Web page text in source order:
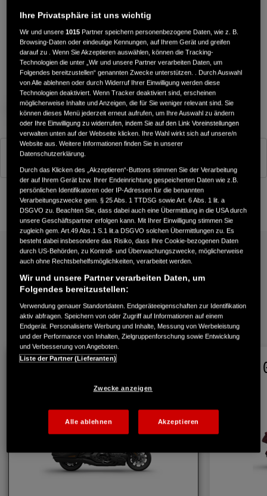
Matte Bullet Silver
Konfigurator
Technische Daten
1/4
GL1800 Gold Wing DCT 2026
Ihre Privatsphäre ist uns wichtig
Wir und unsere1015 Partner speichern personenbezogene Daten, wie z. B.
Browsing-Daten oder eindeutige Kennungen, auf Ihrem Gerät und greifen
darauf zu . Wenn Sie Akzeptieren auswählen, können die Tracking-
Technologien die unter „Wir und unsere Partner verarbeiten Daten, um
Folgendes bereitzustellen“ genannten Zwecke unterstützen. . Durch Auswahl
von Alle ablehnen oder durch Widerruf Ihrer Einwilligung werden diese
Technologien deaktiviert. Wenn Tracker deaktiviert sind, erscheinen
möglicherweise Inhalte und Anzeigen, die für Sie weniger relevant sind. Sie
können dieses Menü jederzeit erneut aufrufen, um Ihre Auswahl zu ändern
oder Ihre Einwilligung zu widerrufen, indem Sie auf den Link Voreinstellungen
verwalten unten auf der Webseite klicken. Ihre Wahl wirkt sich auf unsere/n
Website aus. Weitere Informationen finden Sie in unserer
Datenschutzerklärung.
Durch das Klicken des „Akzeptieren“-Buttons stimmen Sie der Verarbeitung
der auf Ihrem Gerät bzw. Ihrer Endeinrichtung gespeicherten Daten wie z.B.
persönlichen Identifikatoren oder IP-Adressen für die benannten
Verarbeitungszwecke gem. § 25 Abs. 1 TTDSG sowie Art. 6 Abs. 1 lit. a
DSGVO zu. Beachten Sie, dass dabei auch eine Übermittlung in die USA durch
unsere Geschäftspartner erfolgen kann. Mit Ihrer Einwilligung stimmen Sie
zugleich gem. Art.49 Abs.1 S.1 lit.a DSGVO solchen Übermittlungen zu. Es
besteht dabei insbesondere das Risiko, dass Ihre Cookie-bezogenen Daten
durch US-Behörden, zu Kontroll- und Überwachungszwecke, möglicherweise
auch ohne Rechtsbehelfsmöglichkeiten, verarbeitet werden.
Wir und unsere Partner verarbeiten Daten, um
Folgendes bereitzustellen:
Verwendung genauer Standortdaten. Endgeräteeigenschaften zur Identifikation
aktiv abfragen. Speichern von oder Zugriff auf Informationen auf einem
Endgerät. Personalisierte Werbung und Inhalte, Messung von Werbeleistung
und der Performance von Inhalten, Zielgruppenforschung sowie Entwicklung
und Verbesserung von Angeboten.
Liste der Partner (Lieferanten)
Zwecke anzeigen
Alle ablehnen Akzeptieren